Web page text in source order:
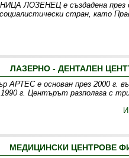
ЛОЗЕНЕЦ е създадена през
стран, като
ЛАЗЕРНО - ДЕНТАЛЕН
АРТЕС е основан през 2000 г.
г. Центърът разполага с
МЕДИЦИНСКИ ЦЕНТРОВЕ